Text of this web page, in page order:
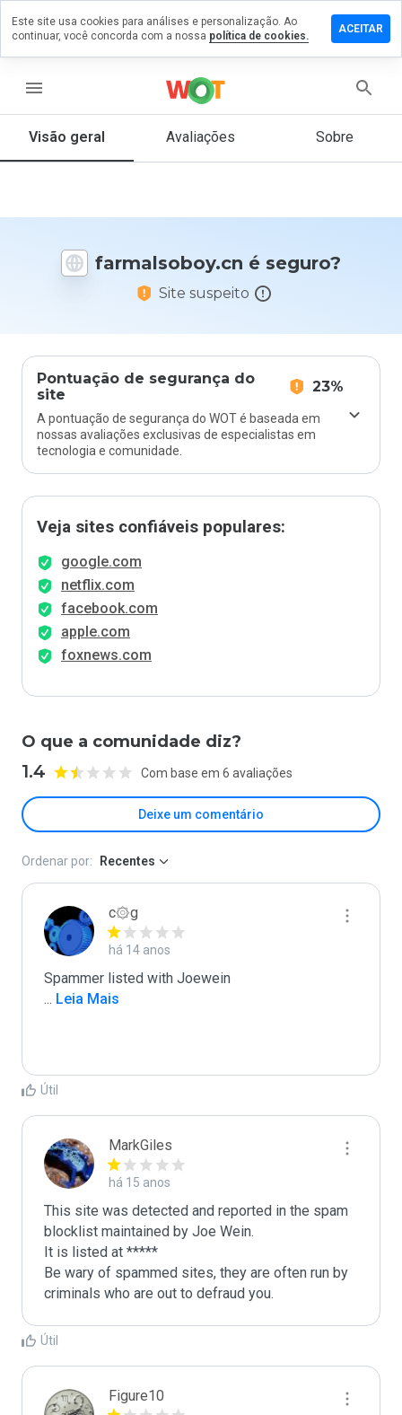
menu
Visão geral Avaliações Sobre
farmalsoboy.cn é seguro?
Site suspeito
Pontuação de segurança do
site
23%
A pontuação de segurança do WOT é baseada em
nossas avaliações exclusivas de especialistas em
tecnologia e comunidade.
Veja sites confiáveis populares:
google.com
netflix.com
facebook.com
apple.com
foxnews.com
O que a comunidade diz?
1.4 Com base em 6 avaliações
Deixe um comentário
um
em
De 1
nota
Ordenar por: Recentes
c۞g
há 14 anos
... Leia Mais
Útil
MarkGiles
há 15 anos
This site was detected and reported in the spam
blocklist maintained by Joe Wein.
It is listed at *****
Be wary of spammed sites, they are often run by
criminals who are out to defraud you.
Útil
Figure10
Este site usa cookies para análises e personalização. Ao
continuar, você concorda com a nossa política de cookies.
ACEITAR